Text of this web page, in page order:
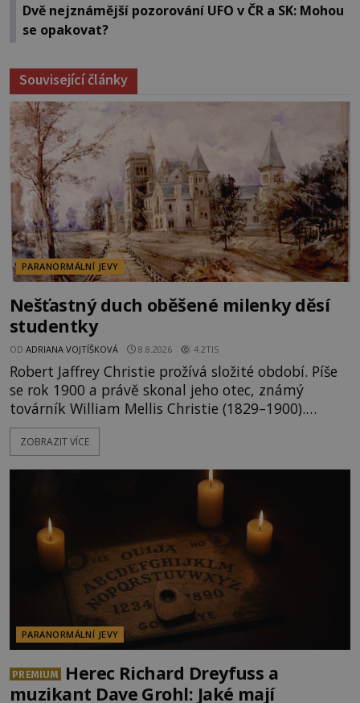
Dvě nejznámější pozorování UFO v ČR a SK: Mohou
se opakovat?
Související články
PARANORMÁLNÍ JEVY
Nešťastný duch oběšené milenky děsí
studentky
OD ADRIANA VOJTÍŠKOVÁ 8.8.2026 4.2TIS
Robert Jaffrey Christie prožívá složité období. Píše
se rok 1900 a právě skonal jeho otec, známý
továrník William Mellis Christie (1829–1900).
Smutná událost je ale doprovázena ohromným
dědictvím... Robertu připadne rodinné sídlo v
ta, na niž přijde Robert, by jen tak někoho
ZOBRAZIT VÍCE
PARANORMÁLNÍ JEVY
PREMIUM
Herec Richard Dreyfuss a
muzikant Dave Grohl: Jaké mají